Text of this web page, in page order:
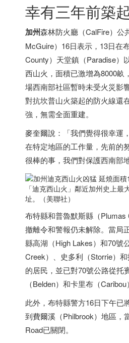
幸有三年前築
加州森林防火廳（CalFire）公
McGuire）16日表示，13日在
County）天堂鎮（Paradise）
西山火，面積已激增為8000畝
場西南部社區暫時未受火災影
對抗坎普山火築起的防火線還
強，無需全面重建。
麥奎爾說：「我們覺得很幸運
在特定地區的工作量，先前的
很棒的事，我們對保護西南部
「迪克西山火」鄰近加州史上最
址。（美聯社）
布特縣和普魯默斯縣（Plumas
撤離令和警報仍未解除。當局
縣高湖（High Lakes）和70號
Creek）、史多利（Storrie）
的居民，並已對70號公路從托
（Belden）和卡里布（Caribou
此外，布特縣警方16日下午已
到費爾溪（Philbrook）地區，
Road已關閉。